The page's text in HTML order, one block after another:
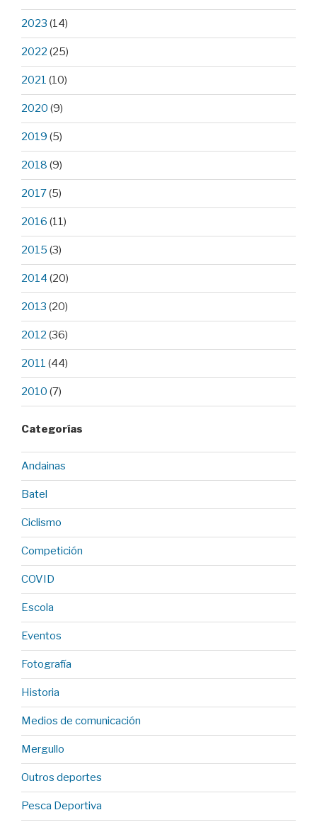
2023 (14)
2022 (25)
2021 (10)
2020 (9)
2019 (5)
2018 (9)
2017(5)
2016 (11)
2015 (3)
2014 (20)
2013 (20)
2012 (36)
2011 (44)
2010 (7)
Categorías
Andainas
Batel
Ciclismo
Competición
COVID
Escola
Eventos
Fotografía
Historia
Medios de comunicación
Mergullo
Outros deportes
Pesca Deportiva